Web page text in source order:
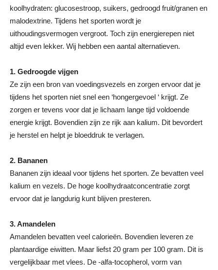
koolhydraten: glucosestroop, suikers, gedroogd fruit/granen en
malodextrine. Tijdens het sporten wordt je
uithoudingsvermogen vergroot. Toch zijn energierepen niet
altijd even lekker. Wij hebben een aantal alternatieven.
1. Gedroogde vijgen
Ze zijn een bron van voedingsvezels en zorgen ervoor dat je
tijdens het sporten niet snel een ‘hongergevoel ‘ krijgt. Ze
zorgen er tevens voor dat je lichaam lange tijd voldoende
energie krijgt. Bovendien zijn ze rijk aan kalium. Dit bevordert
je herstel en helpt je bloeddruk te verlagen.
2. Bananen
Bananen zijn ideaal voor tijdens het sporten. Ze bevatten veel
kalium en vezels. De hoge koolhydraatconcentratie zorgt
ervoor dat je langdurig kunt blijven presteren.
3. Amandelen
Amandelen bevatten veel calorieën. Bovendien leveren ze
plantaardige eiwitten. Maar liefst 20 gram per 100 gram. Dit is
vergelijkbaar met vlees. De -alfa-tocopherol, vorm van